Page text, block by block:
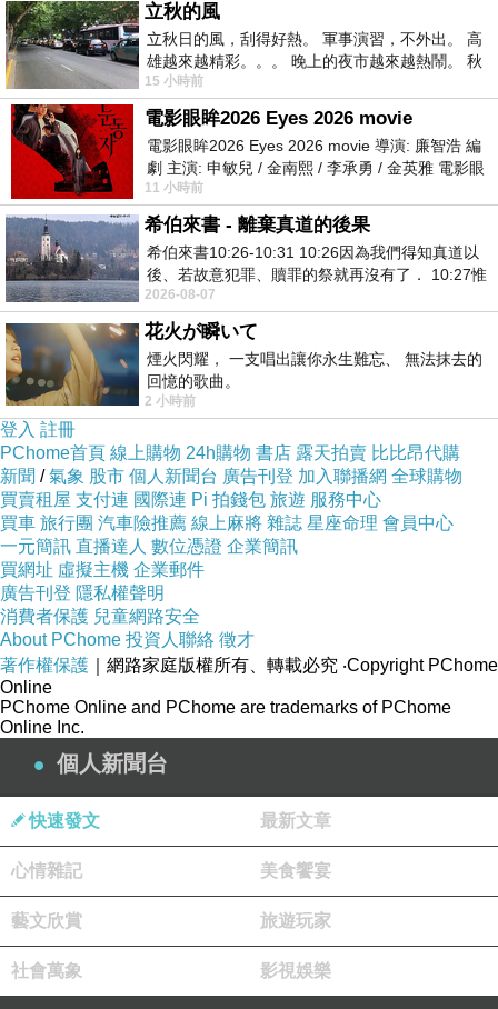
立秋的風
立秋日的風，刮得好熱。 軍事演習，不外出。 高
雄越來越精彩。。。 晚上的夜市越來越熱鬧。 秋
天的風刮得很熱 夜遊消暑熱。。。
15 小時前
電影眼眸2026 Eyes 2026 movie
電影眼眸2026 Eyes 2026 movie 導演: 廉智浩 編
劇 主演: 申敏兒 / 金南熙 / 李承勇 / 金英雅 電影眼
眸2026描述攝影師徐珍因遺
11 小時前
希伯來書 - 離棄真道的後果
希伯來書10:26-10:31 10:26因為我們得知真道以
後、若故意犯罪、贖罪的祭就再沒有了． 10:27惟
有戰懼等候審判和那燒滅眾敵人的烈火
2026-08-07
花火が瞬いて
煙火閃耀， 一支唱出讓你永生難忘、 無法抹去的
回憶的歌曲。
2 小時前
登入 註冊
PChome首頁 線上購物 24h購物 書店 露天拍賣 比比昂代購
新聞 /氣象 股市 個人新聞台 廣告刊登 加入聯播網 全球購物
買賣租屋 支付連 國際連 Pi 拍錢包 旅遊 服務中心
買車 旅行團 汽車險推薦 線上麻將 雜誌 星座命理 會員中心
一元簡訊 直播達人 數位憑證 企業簡訊
買網址 虛擬主機 企業郵件
廣告刊登 隱私權聲明
消費者保護 兒童網路安全
About PChome 投資人聯絡 徵才
著作權保護 ｜網路家庭版權所有、轉載必究 ‧Copyright PChome
Online
PChome Online and PChome are trademarks of PChome
Online Inc.
個人新聞台
快速發文 最新文章
心情雜記 美食饗宴
藝文欣賞 旅遊玩家
社會萬象 影視娛樂